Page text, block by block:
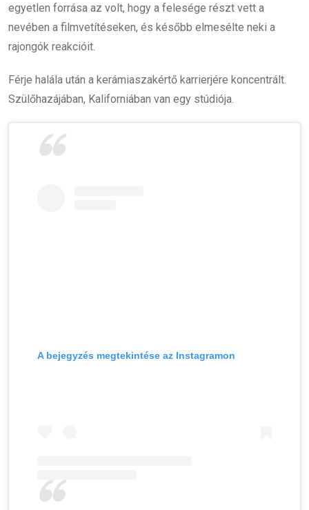
egyetlen forrása az volt, hogy a felesége részt vett a
nevében a filmvetítéseken, és később elmesélte neki a
rajongók reakcióit.
Férje halála után a kerámiaszakértő karrierjére koncentrált.
Szülőhazájában, Kaliforniában van egy stúdiója.
A bejegyzés megtekintése az Instagramon